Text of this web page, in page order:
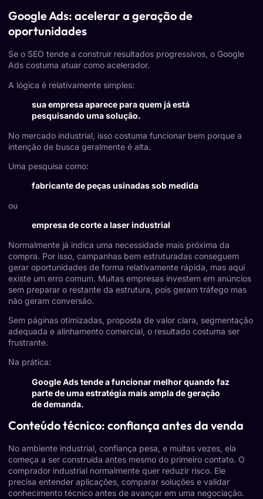
Google Ads: acelerar a geração de
oportunidades
Se o SEO tende a construir resultados progressivos, o Google
Ads costuma atuar como acelerador.
A lógica é relativamente simples:
sua empresa aparece para quem já está
pesquisando uma solução.
No mercado industrial, isso costuma funcionar bem porque a
intenção de busca geralmente é alta.
Uma pesquisa como:
fabricante de peças usinadas sob medida
ou
empresa de corte a laser industrial
Normalmente já indica uma necessidade mais próxima da
compra. Por isso, campanhas bem estruturadas conseguem
gerar oportunidades de forma relativamente rápida, mas aqui
existe um erro comum. Muitas empresas investem em anúncios
sem preparar o restante da estrutura, pois geram tráfego mas
não geram conversão.
Sem páginas otimizadas, proposta de valor clara, segmentação
adequada e alinhamento comercial, o resultado costuma ser
frustrante.
Na prática:
Google Ads tende a funcionar melhor quando faz
parte de uma estratégia mais ampla de geração
de demanda.
Conteúdo técnico: confiança antes da venda
No ambiente industrial, confiança pesa, e muitas vezes, ela
começa a ser construída antes mesmo do primeiro contato. O
comprador industrial normalmente quer reduzir risco. Ele
precisa entender aplicações, comparar soluções e validar
conhecimento técnico antes de avançar em uma negociação.